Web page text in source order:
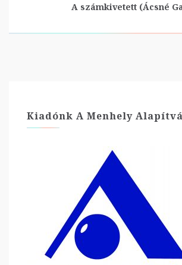
A számkivetett (Ácsné
Kiadónk A Menhely